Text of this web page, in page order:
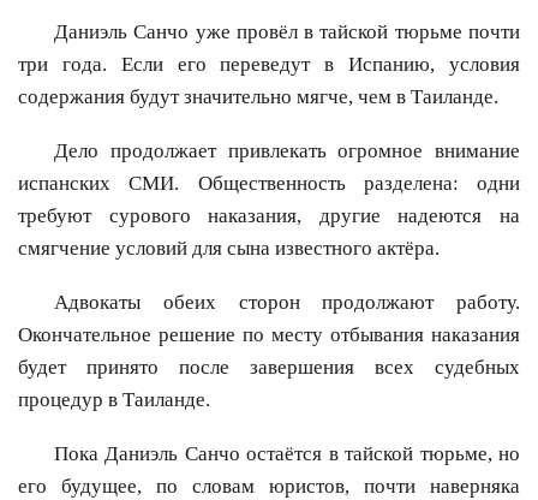
Даниэль Санчо уже провёл в тайской тюрьме почти
три года. Если его переведут в Испанию, условия
содержания будут значительно мягче, чем в Таиланде.
Дело продолжает привлекать огромное внимание
испанских СМИ. Общественность разделена: одни
требуют сурового наказания, другие надеются на
смягчение условий для сына известного актёра.
Адвокаты обеих сторон продолжают работу.
Окончательное решение по месту отбывания наказания
будет принято после завершения всех судебных
процедур в Таиланде.
Пока Даниэль Санчо остаётся в тайской тюрьме, но
его будущее, по словам юристов, почти наверняка